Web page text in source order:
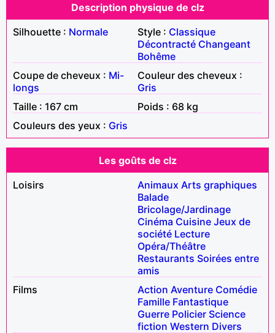
Description physique de clz
Silhouette : Normale Style : Classique
Décontracté Changeant
Bohême
Coupe de cheveux : Mi-
longs
Couleur des cheveux :
Gris
Taille : 167 cm
Poids : 68 kg
Couleurs des yeux : Gris
Les goûts de clz
Loisirs
Animaux Arts graphiques
Balade
Bricolage/Jardinage
Cinéma Cuisine Jeux de
société Lecture
Opéra/Théâtre
Restaurants Soirées entre
amis
Films
Action Aventure Comédie
Famille Fantastique
Guerre Policier Science
fiction Western Divers